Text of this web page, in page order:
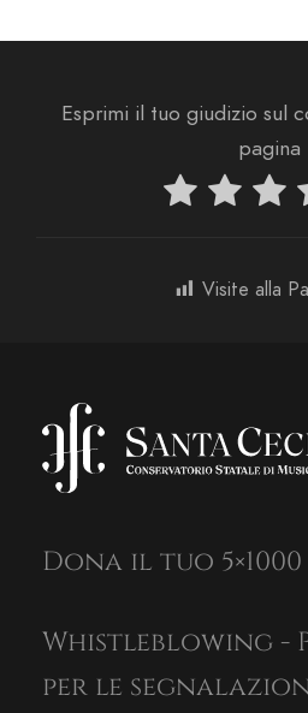
Esprimi il tuo giudizio sul
pagina
Visite alla
Dona il tuo
Whistleblowing -
per le